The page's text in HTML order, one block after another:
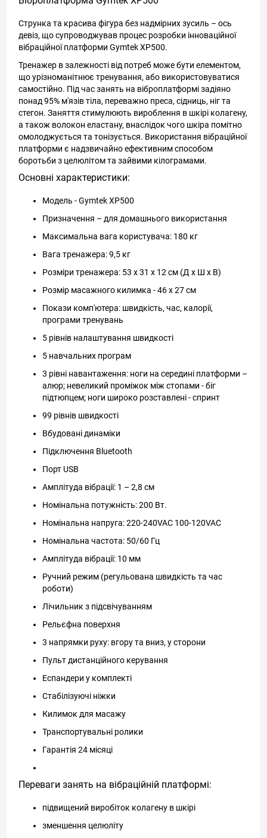
Струнка та красива фігура без надмірних зусиль – ось
девіз, що супроводжував процес розробки інноваційної
вібраційної платформи Gymtek ХP500.
Тренажер в залежності від потреб може бути елементом,
що урізноманітнює тренування, або використовуватися
самостійно. Під час занять на віброплатформі задіяно
понад 95% м'язів тіла, переважно преса, сідниць, ніг та
стегон. Заняття стимулюють вироблення в шкірі колагену,
а також волокон еластану, внаслідок чого шкіра помітно
омолоджується та тонізується. Використання вібраційної
платформи є надзвичайно ефективним способом
боротьби з целюлітом та зайвими кілограмами.
Основні характеристики:
Модель - Gymtek ХP500
Призначення – для домашнього використання
Максимальна вага користувача: 180 кг
Вага тренажера: 9,5 кг
Розміри тренажера: 53 x 31 x 12 см (Д х Ш х В)
Розмір масажного килимка - 46 х 27 см
Покази комп'ютера: швидкість, час, калорії,
програми тренувань
5 рівнів налаштування швидкості
5 навчальних програм
3 рівні навантаження: ноги на середині платформи –
алюр; невеликий проміжок між стопами - біг
підтюпцем; ноги широко розставлені - спринт
99 рівнів швидкості
Вбудовані динаміки
Підключення Bluetooth
Порт USB
Амплітуда вібрації: 1 – 2,8 см
Номінальна потужність: 200 Вт.
Номінальна напруга: 220-240VAC 100-120VAC
Номінальна частота: 50/60 Гц
Амплітуда вібрації: 10 мм
Ручний режим (регульована швидкість та час
роботи)
Лічильник з підсвічуванням
Рельєфна поверхня
3 напрямки руху: вгору та вниз, у сторони
Пульт дистанційного керування
Еспандери у комплекті
Стабілізуючі ніжки
Килимок для масажу
Транспортувальні ролики
Гарантія 24 місяці
Переваги занять на вібраційній платформі:
підвищений виробіток колагену в шкірі
зменшення целюліту